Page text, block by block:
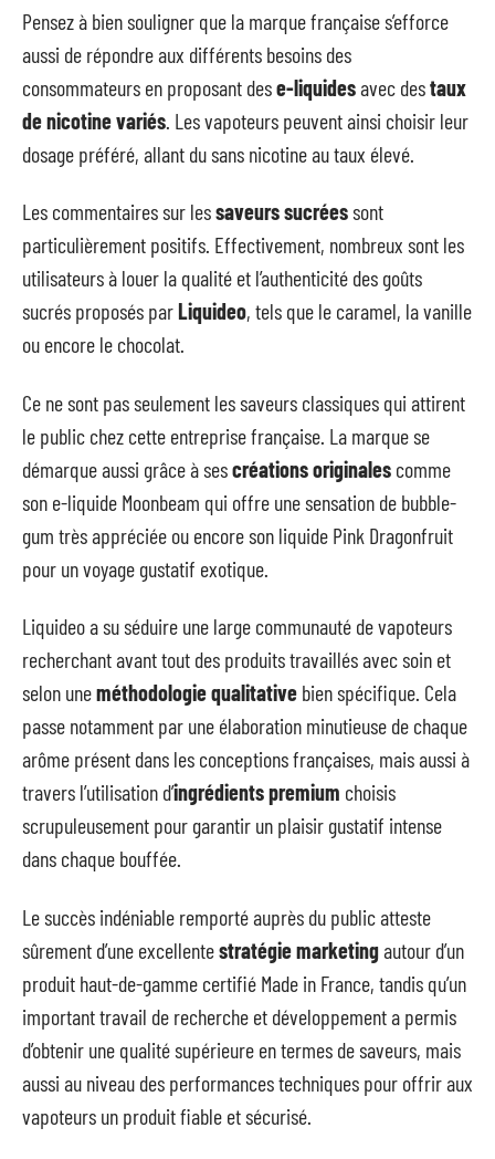
Pensez à bien souligner que la marque française s’efforce
aussi de répondre aux différents besoins des
consommateurs en proposant dese-liquidesavec destaux
de nicotine variés . Les vapoteurs peuvent ainsi choisir leur
dosage préféré, allant du sans nicotine au taux élevé.
Les commentaires sur lessaveurs sucréessont
particulièrement positifs. Effectivement, nombreux sont les
utilisateurs à louer la qualité et l’authenticité des goûts
sucrés proposés parLiquideo, tels que le caramel, la vanille
ou encore le chocolat.
Ce ne sont pas seulement les saveurs classiques qui attirent
le public chez cette entreprise française. La marque se
démarque aussi grâce à sescréations originales comme
son e-liquide Moonbeam qui offre une sensation de bubble-
gum très appréciée ou encore son liquide Pink Dragonfruit
pour un voyage gustatif exotique.
Liquideo a su séduire une large communauté de vapoteurs
recherchant avant tout des produits travaillés avec soin et
selon uneméthodologie qualitative bien spécifique. Cela
passe notamment par une élaboration minutieuse de chaque
arôme présent dans les conceptions françaises, mais aussi à
travers l’utilisation d’ingrédients premium choisis
scrupuleusement pour garantir un plaisir gustatif intense
dans chaque bouffée.
Le succès indéniable remporté auprès du public atteste
sûrement d’une excellentestratégie marketingautour d’un
produit haut-de-gamme certifié Made in France, tandis qu’un
important travail de recherche et développement a permis
d’obtenir une qualité supérieure en termes de saveurs, mais
aussi au niveau des performances techniques pour offrir aux
vapoteurs un produit fiable et sécurisé.